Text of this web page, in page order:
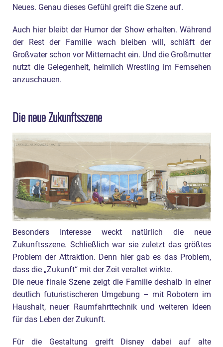
Neues. Genau dieses Gefühl greift die Szene auf.
Auch hier bleibt der Humor der Show erhalten. Während
der Rest der Familie wach bleiben will, schläft der
Großvater schon vor Mitternacht ein. Und die Großmutter
nutzt die Gelegenheit, heimlich Wrestling im Fernsehen
anzuschauen.
Die neue Zukunftsszene
Besonders Interesse weckt natürlich die neue
Zukunftsszene. Schließlich war sie zuletzt das größtes
Problem der Attraktion. Denn hier gab es das Problem,
dass die „Zukunft“ mit der Zeit veraltet wirkte.
Die neue finale Szene zeigt die Familie deshalb in einer
deutlich futuristischeren Umgebung – mit Robotern im
Haushalt, neuer Raumfahrttechnik und weiteren Ideen
für das Leben der Zukunft.
Für die Gestaltung greift Disney dabei auf alte